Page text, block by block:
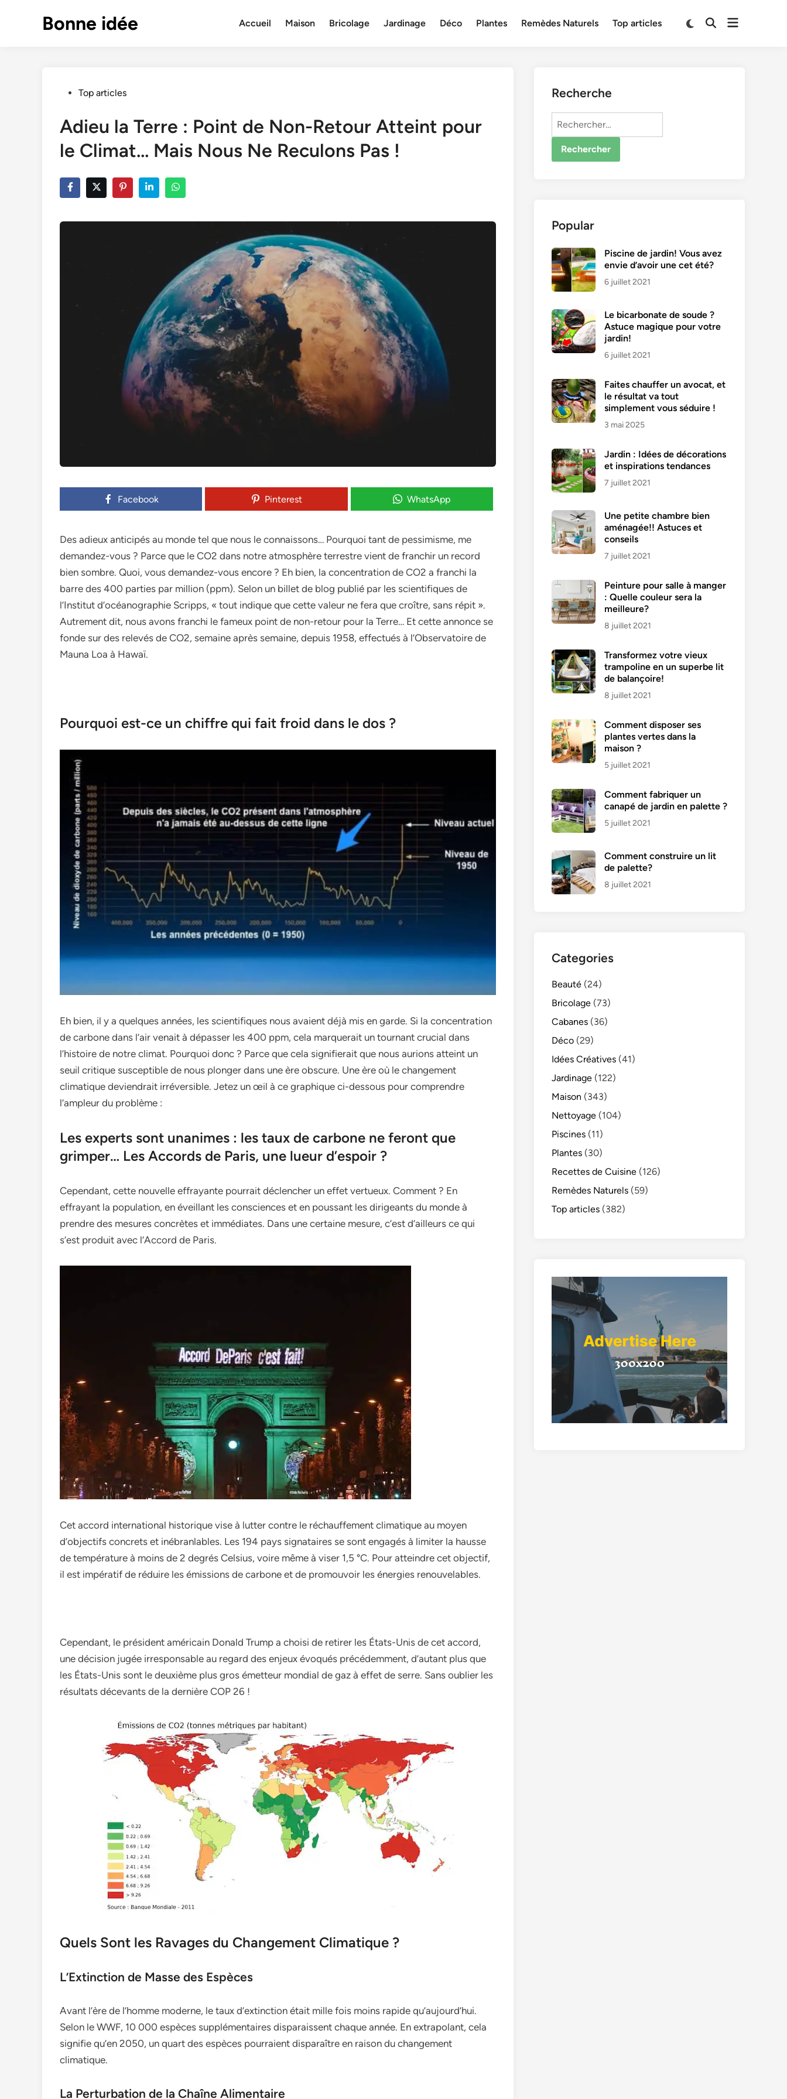
Bonne idée Accueil Maison Bricolage Jardinage Déco Plantes Remèdes Naturels Top articles
SwitchOpenOpen
PostedTop articles
Adieu la Terre : Point de Non-Retour Atteint pour
le Climat… Mais Nous Ne Reculons Pas !
Facebook Pinterest WhatsApp
Des adieux anticipés au monde tel que nous le connaissons… Pourquoi tant de pessimisme, me
demandez-vous ? Parce que le CO2 dans notre atmosphère terrestre vient de franchir un record
bien sombre. Quoi, vous demandez-vous encore ? Eh bien, la concentration de CO2 a franchi la
barre des 400 parties par million (ppm). Selon un billet de blog publié par les scientifiques de
l’Institut d’océanographie Scripps, « tout indique que cette valeur ne fera que croître, sans répit ».
Autrement dit, nous avons franchi le fameux point de non-retour pour la Terre… Et cette annonce se
fonde sur des relevés de CO2, semaine après semaine, depuis 1958, effectués à l’Observatoire de
Mauna Loa à Hawaï.
Pourquoi est-ce un chiffre qui fait froid dans le dos ?
Eh bien, il y a quelques années, les scientifiques nous avaient déjà mis en garde. Si la concentration
de carbone dans l’air venait à dépasser les 400 ppm, cela marquerait un tournant crucial dans
l’histoire de notre climat. Pourquoi donc ? Parce que cela signifierait que nous aurions atteint un
seuil critique susceptible de nous plonger dans une ère obscure. Une ère où le changement
climatique deviendrait irréversible. Jetez un œil à ce graphique ci-dessous pour comprendre
l’ampleur du problème :
Les experts sont unanimes : les taux de carbone ne feront que
grimper… Les Accords de Paris, une lueur d’espoir ?
Cependant, cette nouvelle effrayante pourrait déclencher un effet vertueux. Comment ? En
effrayant la population, en éveillant les consciences et en poussant les dirigeants du monde à
prendre des mesures concrètes et immédiates. Dans une certaine mesure, c’est d’ailleurs ce qui
s’est produit avec l’Accord de Paris.
Cet accord international historique vise à lutter contre le réchauffement climatique au moyen
d’objectifs concrets et inébranlables. Les 194 pays signataires se sont engagés à limiter la hausse
de température à moins de 2 degrés Celsius, voire même à viser 1,5 °C. Pour atteindre cet objectif,
il est impératif de réduire les émissions de carbone et de promouvoir les énergies renouvelables.
Cependant, le président américain Donald Trump a choisi de retirer les États-Unis de cet accord,
une décision jugée irresponsable au regard des enjeux évoqués précédemment, d’autant plus que
les États-Unis sont le deuxième plus gros émetteur mondial de gaz à effet de serre. Sans oublier les
résultats décevants de la dernière COP 26 !
Quels Sont les Ravages du Changement Climatique ?
L’Extinction de Masse des Espèces
Avant l’ère de l’homme moderne, le taux d’extinction était mille fois moins rapide qu’aujourd’hui.
Selon le WWF, 10 000 espèces supplémentaires disparaissent chaque année. En extrapolant, cela
signifie qu’en 2050, un quart des espèces pourraient disparaître en raison du changement
climatique.
La Perturbation de la Chaîne Alimentaire
Recherche
Rechercher :
Popular
Piscine de jardin! Vous avez
envie d’avoir une cet été?
6 juillet 2021
Le bicarbonate de soude ?
Astuce magique pour votre
jardin!
6 juillet 2021
Faites chauffer un avocat, et
le résultat va tout
simplement vous séduire !
3 mai 2025
Jardin : Idées de décorations
et inspirations tendances
7 juillet 2021
Une petite chambre bien
aménagée!! Astuces et
conseils
7 juillet 2021
Peinture pour salle à manger
: Quelle couleur sera la
meilleure?
8 juillet 2021
Transformez votre vieux
trampoline en un superbe lit
de balançoire!
8 juillet 2021
Comment disposer ses
plantes vertes dans la
maison ?
5 juillet 2021
Comment fabriquer un
canapé de jardin en palette ?
5 juillet 2021
Comment construire un lit
de palette?
8 juillet 2021
Categories
Beauté (24)
Bricolage (73)
Cabanes (36)
Déco (29)
Idées Créatives (41)
Jardinage (122)
Maison (343)
Nettoyage (104)
Piscines (11)
Plantes (30)
Recettes de Cuisine (126)
Remèdes Naturels (59)
Top articles (382)